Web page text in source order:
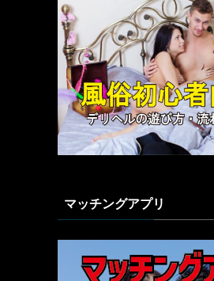
マッチングアプリ